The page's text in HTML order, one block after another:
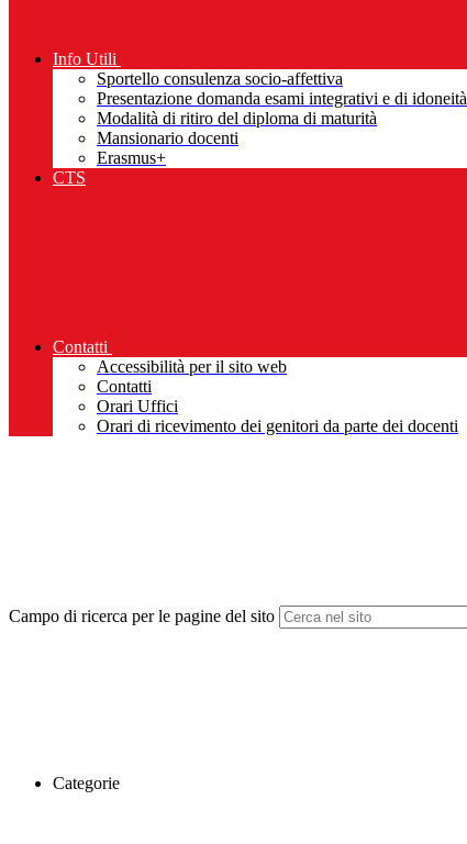
Info Utili
Sportello consulenza socio-affettiva
Presentazione domanda esami integrativi e di idoneità
Modalità di ritiro del diploma di maturità
Mansionario docenti
Erasmus+
CTS
Contatti
Accessibilità per il sito web
Contatti
Orari Uffici
Orari di ricevimento dei genitori da parte dei docenti
Campo di ricerca per le pagine del sito
Categorie